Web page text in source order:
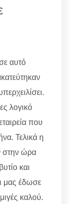
αυτό
λογικό
που
Τελικά η
στην ώρα
και
μας έδωσε
καλού.